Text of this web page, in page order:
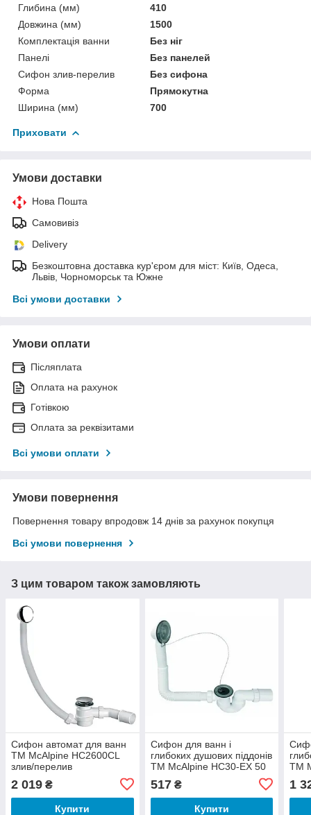
Глибина (мм)
410
Довжина (мм)
1500
Комплектація ванни
Без ніг
Панелі
Без панелей
Сифон злив-перелив
Без сифона
Форма
Прямокутна
Ширина (мм)
700
Приховати
Умови доставки
Нова Пошта
Самовивіз
Delivery
Безкоштовна доставка кур'єром для міст: Київ, Одеса,
Львів, Чорноморськ та Южне
Всі умови доставки
Умови оплати
Післяплата
Оплата на рахунок
Готівкою
Оплата за реквізитами
Всі умови оплати
Умови повернення
Повернення товару впродовж 14 днів за рахунок покупця
Всі умови повернення
З цим товаром також замовляють
Сифон автомат для ванн
ТМ McAlpine HC2600CL
злив/перелив
2 019 ₴
Купити
Сифон для ванн і
глибоких душових піддонів
ТМ McAlpine HC30-EX 50
мм Англія злив/перелив з
корком
517₴
Купити
ТМ
1